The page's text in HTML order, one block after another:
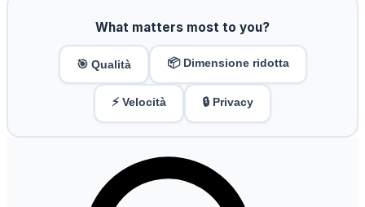
What matters most to you?
🎯 Qualità 📦 Dimensione ridotta
⚡ Velocità 🔒 Privacy